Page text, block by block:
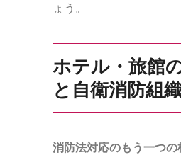
ょう。
ホテル・旅館
と自衛消防組
消防法対応のもう一つの